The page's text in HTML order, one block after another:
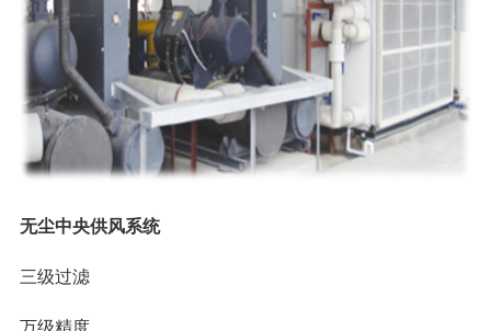
无尘中央供风系统
三级过滤